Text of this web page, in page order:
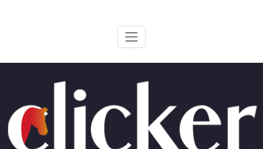
ClickerAcademie